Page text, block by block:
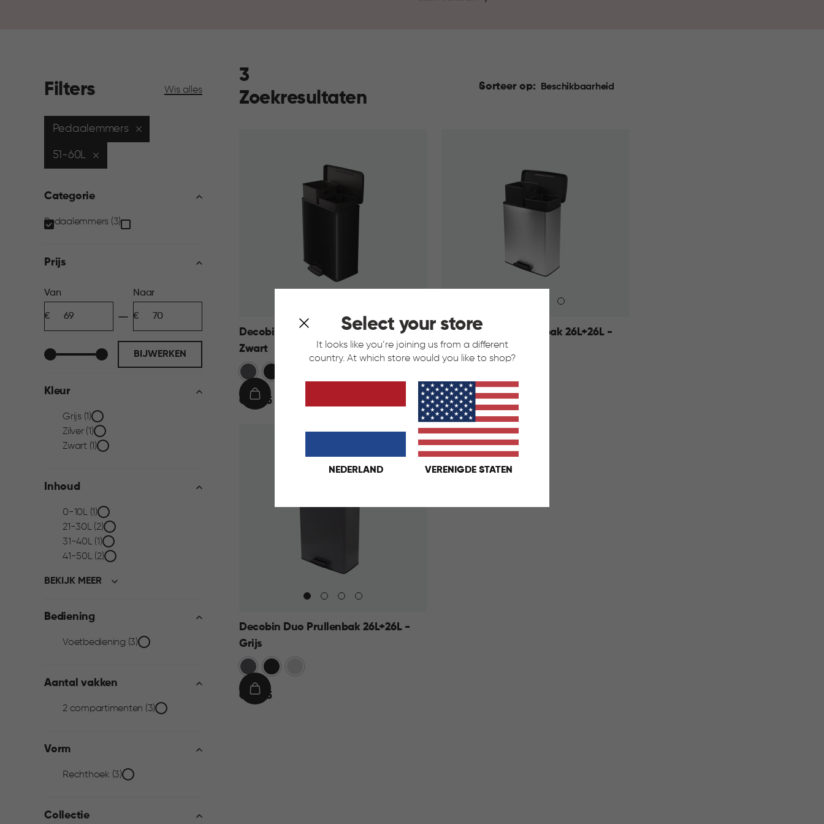
Select your store
It looks like you’re joining us from a different
country. At which store would you like to shop?
NEDERLAND VERENIGDE STATEN
Filters Wis alles
Pedaalemmers
51-60L
Categorie
Categorie
filter
Pedaalemmers (3)
Prijs
Prijs
filter
Van
Naar
BIJWERKEN
Kleur
Kleur
filter
Grijs (1)
Zilver (1)
Zwart (1)
Inhoud
Inhoud
filter
0-10L (1)
21-30L (2)
31-40L (1)
41-50L (2)
BEKIJK MEER
Bediening
Bediening
filter
Voetbediening (3)
Aantal vakken
Aantal
vakken
filter
2 compartimenten (3)
Vorm
Vorm
filter
Rechthoek (3)
Collectie
Sorteer op: Beschikbaarheid
3
Zoekresultaten
Decobin Duo Prullenbak 26L+26L -
Zwart
Grijs Zwart
€€ 69,95
IN
Decobin Duo Prullenbak 26L+26L -
Zilver
€
69,95
€ 69,95
IN
WINKELMAND
Decobin Duo Prullenbak 26L+26L -
Grijs
Grijs Zwart
€€ 69,95
IN